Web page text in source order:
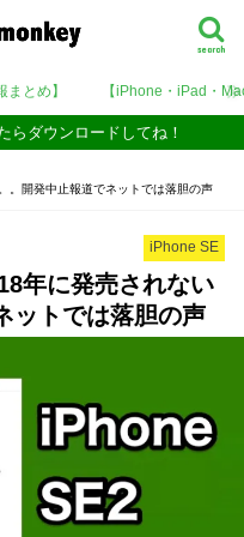
search
まとめ】 【iPhone・iPad・
らダウンロードしてね！
。開発中止報道でネットでは落胆の声
iPhone SE
年に発売されない
ットでは落胆の声